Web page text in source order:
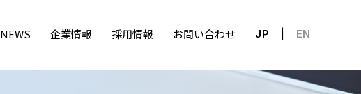
NEWS 企業情報 採用情報 お問い合わせ EN
JP